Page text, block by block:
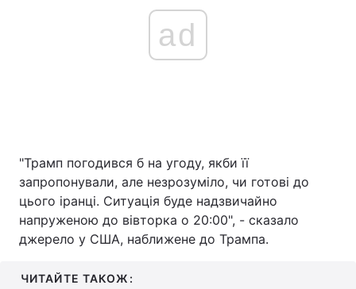
ad
"Трамп погодився б на угоду, якби її
запропонували, але незрозуміло, чи готові до
цього іранці. Ситуація буде надзвичайно
напруженою до вівторка о 20:00", - сказало
джерело у США, наближене до Трампа.
ЧИТАЙТЕ ТАКОЖ: